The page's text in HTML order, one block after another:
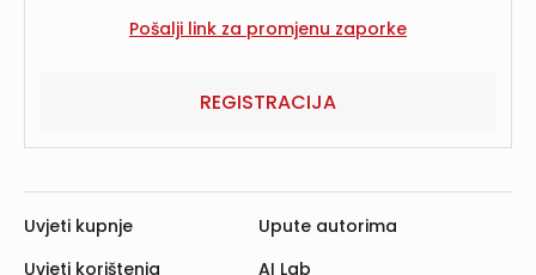
REGISTRACIJA
Uvjeti kupnje
Uvjeti korištenja
Upute autorima
AI Lab